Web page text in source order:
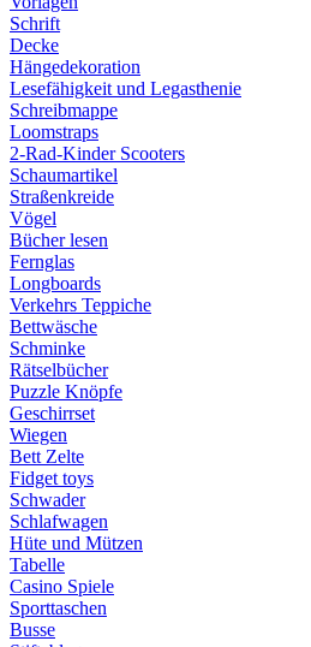
Schrift
Decke
Hängedekoration
Lesefähigkeit und Legasthenie
Schreibmappe
Loomstraps
2-Rad-Kinder Scooters
Schaumartikel
Straßenkreide
Vögel
Bücher lesen
Fernglas
Longboards
Verkehrs Teppiche
Bettwäsche
Schminke
Rätselbücher
Puzzle Knöpfe
Geschirrset
Wiegen
Bett Zelte
Fidget toys
Schwader
Schlafwagen
Hüte und Mützen
Tabelle
Casino Spiele
Sporttaschen
Busse